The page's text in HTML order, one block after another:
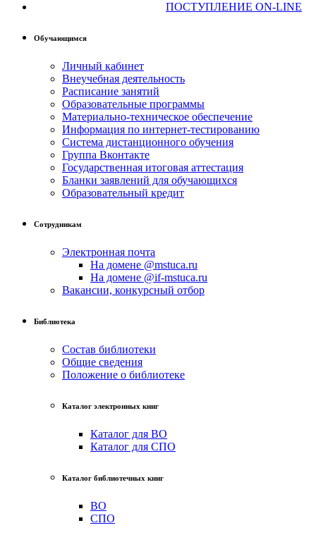
ПОСТУПЛЕНИЕ ON-LINE
Обучающимся
Личный кабинет
Внеучебная деятельность
Расписание занятий
Образовательные программы
Материально-техническое обеспечение
Информация по интернет-тестированию
Система дистанционного обучения
Группа Вконтакте
Государственная итоговая аттестация
Бланки заявлений для обучающихся
Образовательный кредит
Сотрудникам
Электронная почта
На домене @mstuca.ru
На домене @if-mstuca.ru
Вакансии, конкурсный отбор
Библиотека
Состав библиотеки
Общие сведения
Положение о библиотеке
Каталог электронных книг
Каталог для ВО
Каталог для СПО
Каталог библиотечных книг
ВО
СПО